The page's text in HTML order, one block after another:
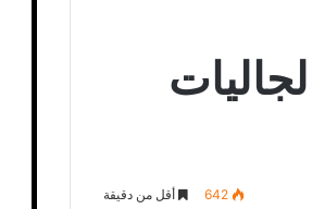
642 أقل من دقيقة